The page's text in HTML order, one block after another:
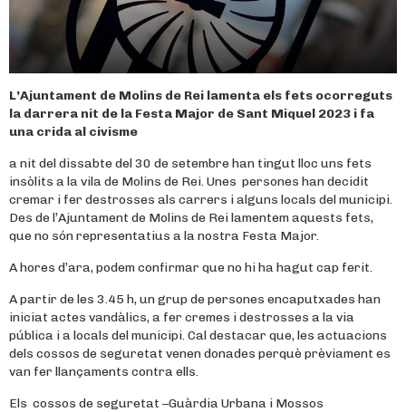
L’Ajuntament de Molins de Rei lamenta els fets ocorreguts
la darrera nit de la Festa Major de Sant Miquel 2023 i fa
una crida al civisme
a nit del dissabte del 30 de setembre han tingut lloc uns fets
insòlits a la vila de Molins de Rei. Unes persones han decidit
cremar i fer destrosses als carrers i alguns locals del municipi.
Des de l’Ajuntament de Molins de Rei lamentem aquests fets,
que no són representatius a la nostra Festa Major.
A hores d’ara, podem confirmar que no hi ha hagut cap ferit.
A partir de les 3.45 h, un grup de persones encaputxades han
iniciat actes vandàlics, a fer cremes i destrosses a la via
pública i a locals del municipi. Cal destacar que, les actuacions
dels cossos de seguretat venen donades perquè prèviament es
van fer llançaments contra ells.
Els cossos de seguretat –Guàrdia Urbana i Mossos